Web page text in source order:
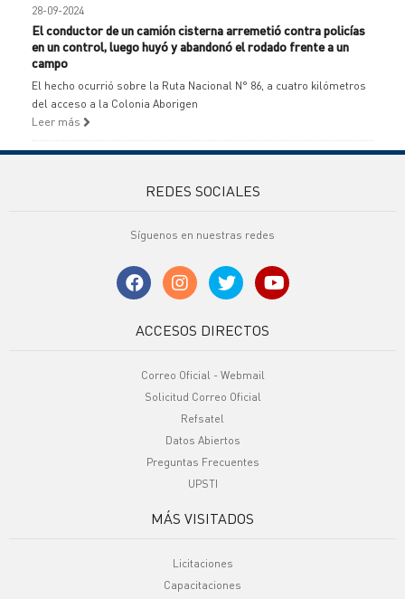
28-09-2024
El conductor de un camión cisterna arremetió contra policías
en un control, luego huyó y abandonó el rodado frente a un
campo
El hecho ocurrió sobre la Ruta Nacional N° 86, a cuatro kilómetros
del acceso a la Colonia Aborigen
Leer más
REDES SOCIALES
Síguenos en nuestras redes
ACCESOS DIRECTOS
Correo Oficial - Webmail
Solicitud Correo Oficial
Refsatel
Datos Abiertos
Preguntas Frecuentes
UPSTI
MÁS VISITADOS
Licitaciones
Capacitaciones